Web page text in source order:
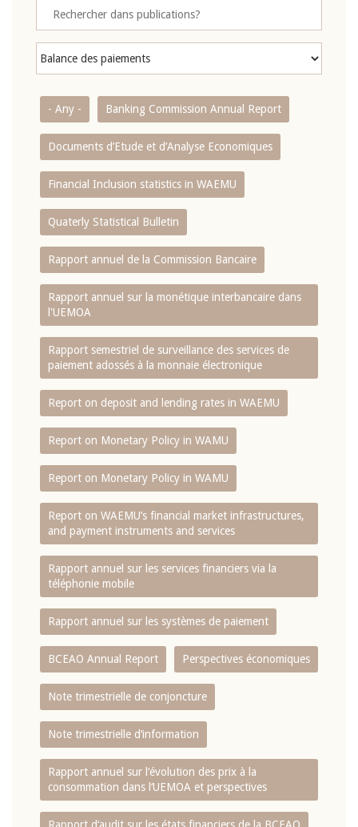
- Any - Banking Commission Annual Report
Documents d’Etude et d’Analyse Economiques
Financial Inclusion statistics in WAEMU
Quaterly Statistical Bulletin
Rapport annuel de la Commission Bancaire
Rapport annuel sur la monétique interbancaire dans
l'UEMOA
Rapport semestriel de surveillance des services de
paiement adossés à la monnaie électronique
Report on deposit and lending rates in WAEMU
Report on Monetary Policy in WAMU
Report on Monetary Policy in WAMU
Report on WAEMU’s financial market infrastructures,
and payment instruments and services
Rapport annuel sur les services financiers via la
téléphonie mobile
Rapport annuel sur les systèmes de paiement
BCEAO Annual Report Perspectives économiques
Note trimestrielle de conjoncture
Note trimestrielle d‘information
Rapport annuel sur l‘évolution des prix à la
consommation dans l‘UEMOA et perspectives